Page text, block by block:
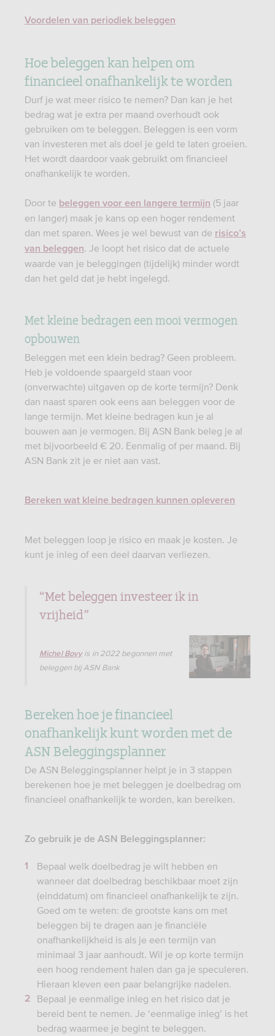
Voordelen van periodiek beleggen
Hoe beleggen kan helpen om
financieel onafhankelijk te worden
Durf je wat meer risico te nemen? Dan kan je het
bedrag wat je extra per maand overhoudt ook
gebruiken om te beleggen. Beleggen is een vorm
van investeren met als doel je geld te laten groeien.
Het wordt daardoor vaak gebruikt om financieel
onafhankelijk te worden.
Door te beleggen voor een langere termijn (5 jaar
en langer) maak je kans op een hoger rendement
dan met sparen. Wees je wel bewust van de risico’s
van beleggen. Je loopt het risico dat de actuele
waarde van je beleggingen (tijdelijk) minder wordt
dan het geld dat je hebt ingelegd.
Met kleine bedragen een mooi vermogen
opbouwen
Beleggen met een klein bedrag? Geen probleem.
Heb je voldoende spaargeld staan voor
(onverwachte) uitgaven op de korte termijn? Denk
dan naast sparen ook eens aan beleggen voor de
lange termijn. Met kleine bedragen kun je al
bouwen aan je vermogen. Bij ASN Bank beleg je al
met bijvoorbeeld € 20. Eenmalig of per maand. Bij
ASN Bank zit je er niet aan vast.
Bereken wat kleine bedragen kunnen opleveren
Met beleggen loop je risico en maak je kosten. Je
kunt je inleg of een deel daarvan verliezen.
“Met beleggen investeer ik in
vrijheid”
Michel Bovyis in 2022 begonnen met
beleggen bij ASN Bank
Bereken hoe je financieel
onafhankelijk kunt worden met de
ASN Beleggingsplanner
De ASN Beleggingsplanner helpt je in 3 stappen
berekenen hoe je met beleggen je doelbedrag om
financieel onafhankelijk te worden, kan bereiken.
Zo gebruik je de ASN Beleggingsplanner:
Bepaal welk doelbedrag je wilt hebben en
wanneer dat doelbedrag beschikbaar moet zijn
(einddatum) om financieel onafhankelijk te zijn.
Goed om te weten: de grootste kans om met
beleggen bij te dragen aan je financiële
onafhankelijkheid is als je een termijn van
minimaal 3 jaar aanhoudt. Wil je op korte termijn
een hoog rendement halen dan ga je speculeren.
Hieraan kleven een paar belangrijke nadelen.
Bepaal je eenmalige inleg en het risico dat je
bereid bent te nemen. Je ‘eenmalige inleg’ is het
bedrag waarmee je begint te beleggen.